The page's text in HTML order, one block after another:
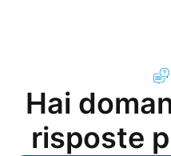
Hai
risposte